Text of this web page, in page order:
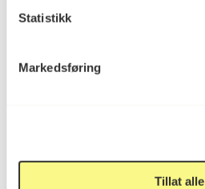
Statistikk
Markedsføring
Tillat alle
Victoria Terrasse 11
0251 Oslo
Viktig info